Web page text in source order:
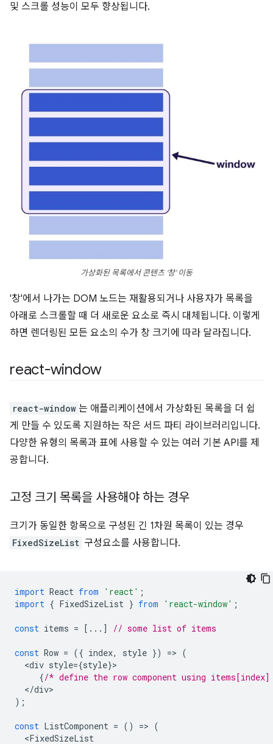
및 스크롤 성능이 모두 향상됩니다.
가상화된 목록에서 콘텐츠 '창' 이동
'창'에서 나가는 DOM 노드는 재활용되거나 사용자가 목록을
아래로 스크롤할 때 더 새로운 요소로 즉시 대체됩니다. 이렇게
하면 렌더링된 모든 요소의 수가 창 크기에 따라 달라집니다.
react-window
react-window 는 애플리케이션에서 가상화된 목록을 더 쉽
게 만들 수 있도록 지원하는 작은 서드 파티 라이브러리입니다.
다양한 유형의 목록과 표에 사용할 수 있는 여러 기본 API를 제
공합니다.
고정 크기 목록을 사용해야 하는 경우
크기가 동일한 항목으로 구성된 긴 1차원 목록이 있는 경우
FixedSizeList 구성요소를 사용합니다.
import React from 'react' ;
import { FixedSizeList } from 'react-window' ;
const items = [...] // some list of items
const Row = ({ index, style }) => (
<div style={style}
{/* define the row component using
</div
);
const ListComponent = () => (
<FixedSizeList